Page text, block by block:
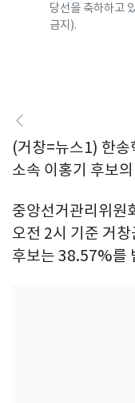
당선을 축하하고
금지).
(거창=뉴스1) 한송
소속 이홍기 후보
중앙선거관리위원
오전 2시 기준 거
후보는 38.57%를